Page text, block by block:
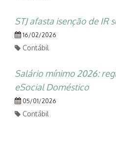
STJ afasta isenção de IR
16/02/2026
Contábil
Salário mínimo 2026:
eSocial Doméstico
05/01/2026
Contábil